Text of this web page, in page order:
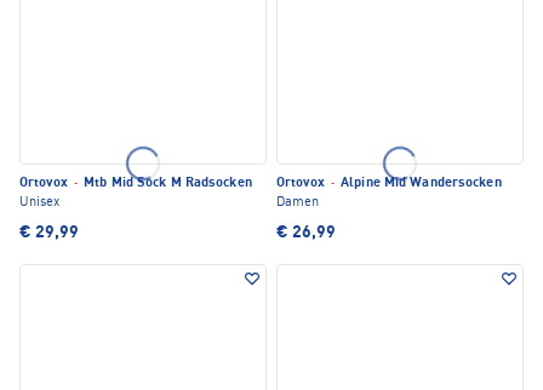
Ortovox · Mtb Mid Sock M Radsocken
Unisex
€ 29,99
Ortovox · Alpine Mid Wandersocken
Damen
€ 26,99